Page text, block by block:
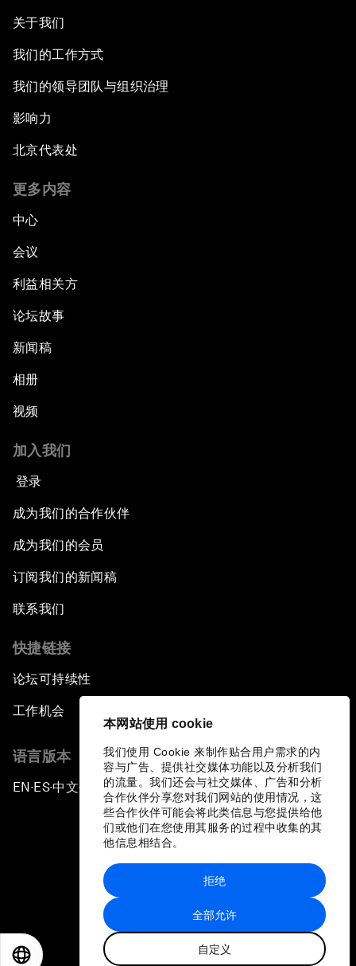
本网站使用 cookie
我们使用 Cookie 来制作贴合用户需求的内
容与广告、提供社交媒体功能以及分析我们
的流量。我们还会与社交媒体、广告和分析
合作伙伴分享您对我们网站的使用情况，这
些合作伙伴可能会将此类信息与您提供给他
们或他们在您使用其服务的过程中收集的其
他信息相结合。
全部允许
自定义
拒绝
关于我们
我们的工作方式
我们的领导团队与组织治理
影响力
北京代表处
更多内容
中心
会议
利益相关方
论坛故事
新闻稿
相册
视频
加入我们
登录
成为我们的合作伙伴
成为我们的会员
订阅我们的新闻稿
联系我们
快捷链接
论坛可持续性
工作机会
语言版本
EN ▪ES▪中文▪ 日本語
站点地图
世界经济论坛